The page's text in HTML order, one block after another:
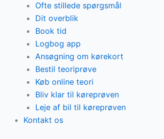
Ofte stillede spørgsmål
Dit overblik
Book tid
Logbog app
Ansøgning om kørekort
Bestil teoriprøve
Køb online teori
Bliv klar til køreprøven
Leje af bil til køreprøven
Kontakt os